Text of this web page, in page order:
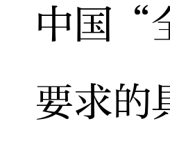
中国“
要求的